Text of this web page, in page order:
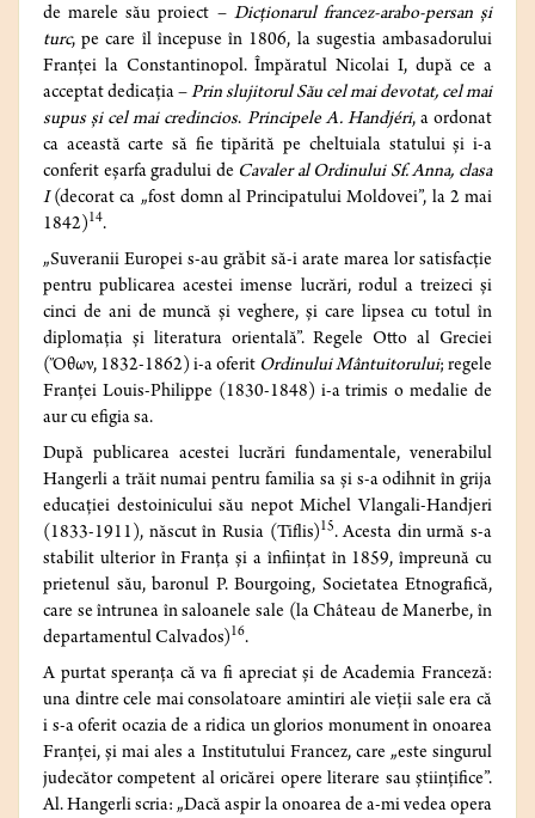
de marele său proiect – Dicționarul francez-arabo-persan și
turc, pe care îl începuse în 1806, la sugestia ambasadorului
Franței la Constantinopol. Împăratul Nicolai I, după ce a
acceptat dedicația –Prin slujitorul Său cel mai devotat, cel mai
supus și cel mai credincios. Principele A. Handjéri, a ordonat
ca această carte să fie tipărită pe cheltuiala statului și i-a
conferit eșarfa gradului de Cavaler al Ordinului Sf. Anna, clasa
I(decorat ca „fost domn al Principatului Moldovei”, la 2 mai
1842)14.
„Suveranii Europei s-au grăbit să-i arate marea lor satisfacție
pentru publicarea acestei imense lucrări, rodul a treizeci şi
cinci de ani de muncă şi veghere, şi care lipsea cu totul în
diplomația şi literatura orientală”. Regele Otto al Greciei
(Ὄθων, 1832-1862) i-a oferit Ordinului Mântuitorului; regele
Franței Louis-Philippe (1830-1848) i-a trimis o medalie de
aur cu efigia sa.
După publicarea acestei lucrări fundamentale, venerabilul
Hangerli a trăit numai pentru familia sa și s-a odihnit în grija
educației destoinicului său nepot Michel Vlangali-Handjeri
(1833-1911), născut în Rusia (Tiflis)15. Acesta din urmă s-a
stabilit ulterior în Franța și a înființat în 1859, împreună cu
prietenul său, baronul P. Bourgoing, Societatea Etnografică,
care se întrunea în saloanele sale (la Château de Manerbe, în
departamentul Calvados)16.
A purtat speranța că va fi apreciat și de Academia Franceză:
una dintre cele mai consolatoare amintiri ale vieții sale era că
i s-a oferit ocazia de a ridica un glorios monument în onoarea
Franței, și mai ales a Institutului Francez, care „este singurul
judecător competent al oricărei opere literare sau științifice”.
Al. Hangerli scria: „Dacă aspir la onoarea de a-mi vedea opera